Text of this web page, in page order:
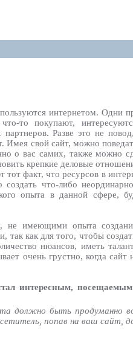
интернетом. Одни
то покупают,
Разве это не
Имея свой сайт, можно
о вас самих, также можно
крепкие деловые
факт, что ресурсов в
что-либо
опыта в данной сфере,
не имеющими опыта
так как для того, чтобы
нюансов, иметь
очень грустно, когда сайт
интересным, посещаемым
должно быть продуманно
попав на ваш сайт,